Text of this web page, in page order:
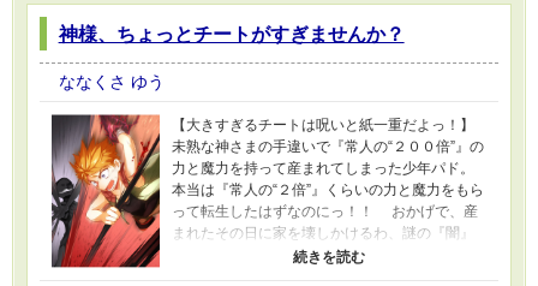
神様、ちょっとチートがすぎませんか？
ななくさ ゆう
【大きすぎるチートは呪いと紙一重だよっ！】
未熟な神さまの手違いで『常人の“２００倍”』の
力と魔力を持って産まれてしまった少年パド。
本当は『常人の“２倍”』くらいの力と魔力をもら
って転生したはずなのにっ！！ おかげで、産
まれたその日に家を壊しかけるわ、謎の『闇』
が襲いかかってくるわ、教会に命を狙われる
わ、王女様に勇者候補としてスカウトされる